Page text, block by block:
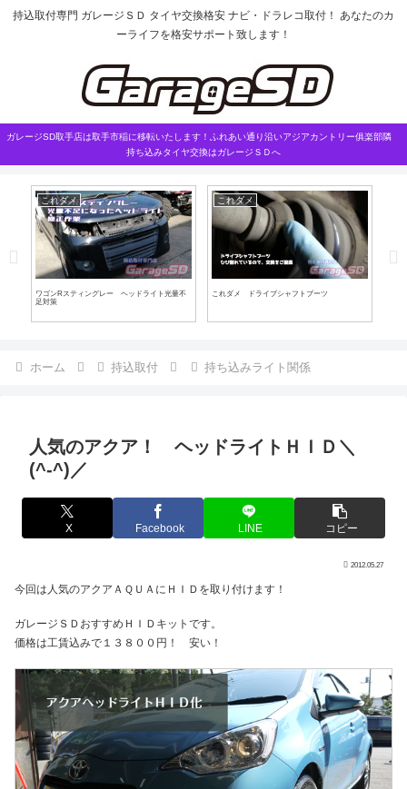
持込取付専門 ガレージＳＤ タイヤ交換格安 ナビ・ドラレコ取付！ あなたのカ
ーライフを格安サポート致します！
ガレージSD取手店は取手市稲に移転いたします！ふれあい通り沿いアジアカントリー俱楽部隣
持ち込みタイヤ交換はガレージＳＤへ
これダメ
ワゴンRスティングレー ヘッドライト光量不
足対策
これダメ
これダメ ドライブシャフトブーツ
ホーム 持込取付 持ち込みライト関係
人気のアクア！ ヘッドライトＨＩＤ＼
(^-^)／
X Facebook LINE コピー
2012.05.27
今回は人気のアクアＡＱＵＡにＨＩＤを取り付けます！
ガレージＳＤおすすめＨＩＤキットです。
価格は工賃込みで１３８００円！ 安い！